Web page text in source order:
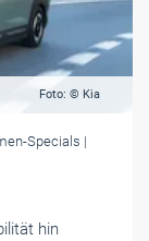
Foto: © Kia
Specials |
hin